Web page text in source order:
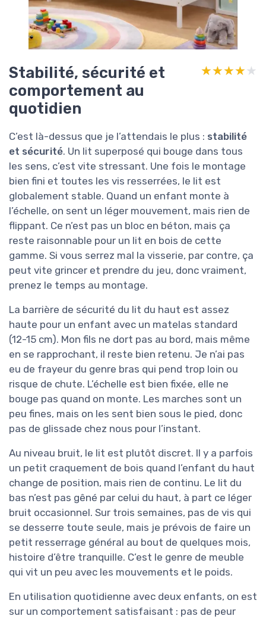
Stabilité, sécurité et
comportement au
quotidien
★★★★★
★★★★★
C’est là-dessus que je l’attendais le plus : stabilité
et sécurité. Un lit superposé qui bouge dans tous
les sens, c’est vite stressant. Une fois le montage
bien fini et toutes les vis resserrées, le lit est
globalement stable. Quand un enfant monte à
l’échelle, on sent un léger mouvement, mais rien de
flippant. Ce n’est pas un bloc en béton, mais ça
reste raisonnable pour un lit en bois de cette
gamme. Si vous serrez mal la visserie, par contre, ça
peut vite grincer et prendre du jeu, donc vraiment,
prenez le temps au montage.
La barrière de sécurité du lit du haut est assez
haute pour un enfant avec un matelas standard
(12-15 cm). Mon fils ne dort pas au bord, mais même
en se rapprochant, il reste bien retenu. Je n’ai pas
eu de frayeur du genre bras qui pend trop loin ou
risque de chute. L’échelle est bien fixée, elle ne
bouge pas quand on monte. Les marches sont un
peu fines, mais on les sent bien sous le pied, donc
pas de glissade chez nous pour l’instant.
Au niveau bruit, le lit est plutôt discret. Il y a parfois
un petit craquement de bois quand l’enfant du haut
change de position, mais rien de continu. Le lit du
bas n’est pas gêné par celui du haut, à part ce léger
bruit occasionnel. Sur trois semaines, pas de vis qui
se desserre toute seule, mais je prévois de faire un
petit resserrage général au bout de quelques mois,
histoire d’être tranquille. C’est le genre de meuble
qui vit un peu avec les mouvements et le poids.
En utilisation quotidienne avec deux enfants, on est
sur un comportement satisfaisant : pas de peur